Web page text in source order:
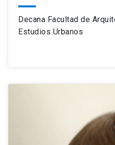
Decana Facultad de
Estudios Urbanos